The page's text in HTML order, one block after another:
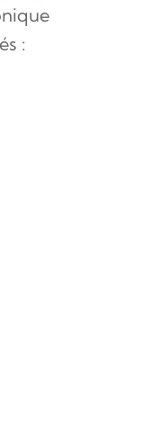
:
- Erpeldange-sur-Sûre